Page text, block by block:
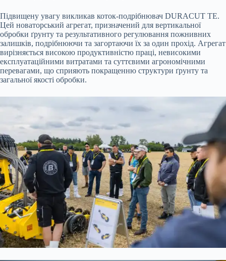
Підвищену увагу викликав коток-подрібнювач DURACUT TE.
Цей новаторський агрегат, призначений для вертикальної
обробки ґрунту та результативного регулювання пожнивних
залишків, подрібнюючи та загортаючи їх за один прохід. Агрегат
вирізняється високою продуктивністю праці, невисокими
експлуатаційними витратами та суттєвими агрономічними
перевагами, що сприяють покращенню структури ґрунту та
загальної якості обробки.